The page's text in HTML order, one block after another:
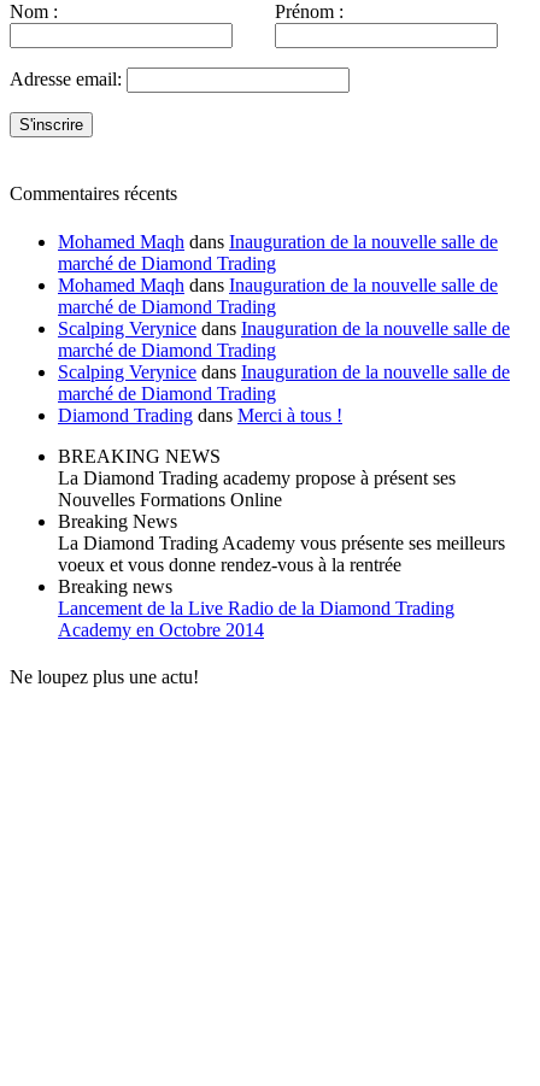
Nom : Prénom :
Adresse email:
Commentaires récents
Mohamed Maqh dans Inauguration de la nouvelle salle de
marché de Diamond Trading
Mohamed Maqh dans Inauguration de la nouvelle salle de
marché de Diamond Trading
Scalping Verynice dans Inauguration de la nouvelle salle de
marché de Diamond Trading
Scalping Verynice dans Inauguration de la nouvelle salle de
marché de Diamond Trading
Diamond Trading dans Merci à tous !
BREAKING NEWS
La Diamond Trading academy propose à présent ses
Nouvelles Formations Online
Breaking News
La Diamond Trading Academy vous présente ses meilleurs
voeux et vous donne rendez-vous à la rentrée
Breaking news
Lancement de la Live Radio de la Diamond Trading
Academy en Octobre 2014
Ne loupez plus une actu!